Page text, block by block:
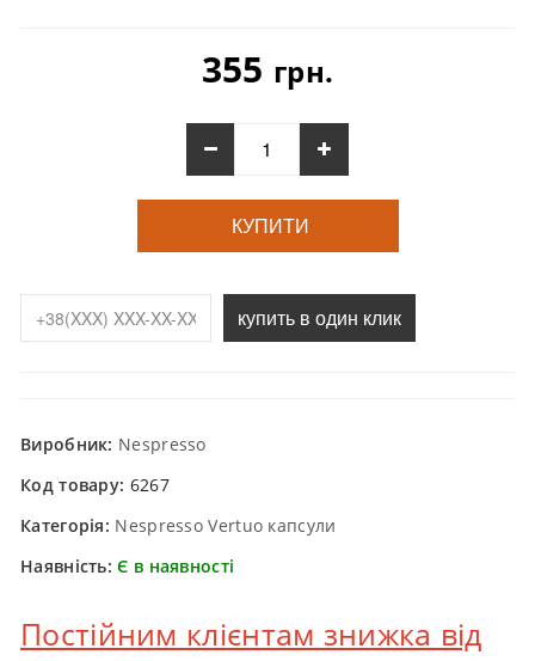
355 грн.
КУПИТИ
купить в один клик
Виробник: Nespresso
Код товару: 6267
Категорія: Nespresso Vertuo капсули
Наявність:Є в наявності
Постійним клієнтам знижка від